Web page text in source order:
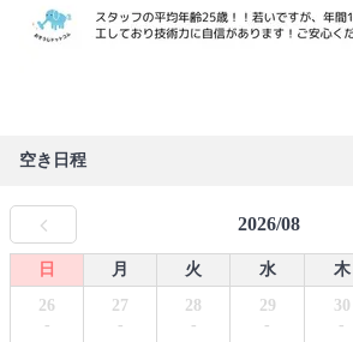
空き日程
2026/08
日 月 火 水 木
26
-
27
-
28
-
29
-
30
-